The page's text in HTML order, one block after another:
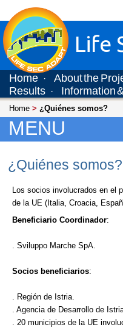
Life
Home · About the
Results · Information
Home > ¿Quiénes somos?
MENU
¿Quiénes somos?
Los socios involucrados en el
de la UE (Italia, Croacia,
Beneficiario Coordinador:
. Sviluppo Marche SpA.
Socios beneficiarios:
. Región de Istria.
. Agencia de Desarrollo de
. 20 municipios de la UE